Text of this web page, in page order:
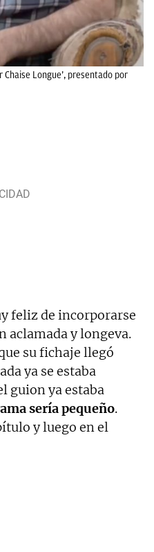
Chaise Longue’, presentado por
feliz de incorporarse
aclamada y longeva.
su fichaje llegó
ya se estaba
guion ya estaba
sería pequeño.
y luego en el